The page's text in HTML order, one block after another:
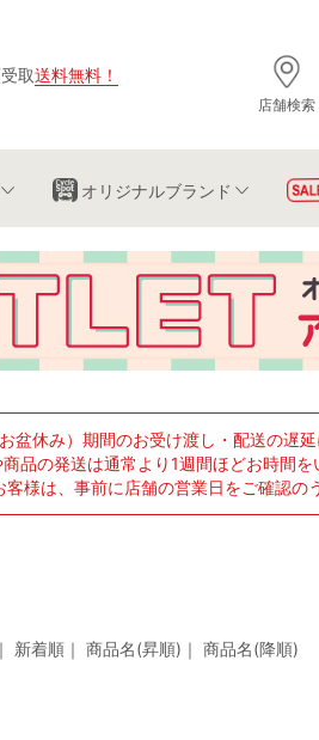
取送料無料 ！
店舗検索
オリジナルブランド
盆休み）期間のお受け渡し・配送の遅
品の発送は通常より1週間ほどお時間を
様は、事前に店舗の営業日をご確認の
｜ 新着順 ｜商品名(昇順) ｜商品名(降順)